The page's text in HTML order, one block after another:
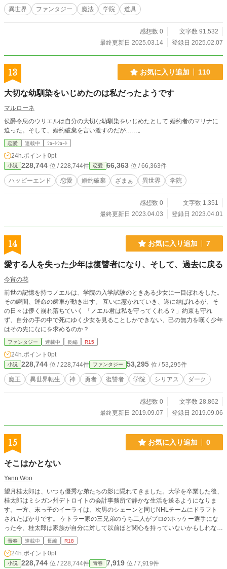
ある任務を与えられる。 それは護衛任務だった。 復讐のために殺す力を磨
き続けた少女に与えられたのは護る任務だった。 その先で彼女は知る事にな
異世界 ファンタジー 魔法 学院 道具
感想数 0
文字数 91,532
最終更新日 2025.03.14
登録日 2025.02.07
13 お気に入り追加 110
大切な幼馴染をいじめたのは私だったようです
マルローネ
侯爵令息のウリエルは自分の大切な幼馴染をいじめたとして 婚約者のマリナに
迫った。そして、婚約破棄を言い渡すのだが……。
恋愛 連載中 ｼｮｰﾄｼｮｰﾄ
24h.ポイント 0pt
小説 228,744 位 / 228,744件 恋愛 66,363 位 / 66,363件
ハッピーエンド 恋愛 婚約破棄 ざまぁ 異世界 学院
感想数 0
文字数 1,351
最終更新日 2023.04.03
登録日 2023.04.01
14 お気に入り追加 7
愛する人を失った少年は復讐者になり、そして、過去に戻る
今宵の花
前世の記憶を持つノエルは、学院の入学試験のときある少女に一目ぼれをした。
その瞬間、運命の歯車が動き出す。 互いに惹かれていき、遂に結ばれるが、そ
の日々は儚く崩れ落ちていく 「ノエル君は私を守ってくれる？」約束も守れ
ず、自分の手の中で死にゆく少女を見ることしかできない、己の無力を嘆く少年
はその先になにを求めるのか？
ファンタジー 連載中 長編 R15
24h.ポイント 0pt
小説 228,744 位 / 228,744件 ファンタジー 53,295 位 / 53,295件
魔王 異世界転生 神 勇者 復讐者 学院 シリアス ダーク
感想数 0
文字数 28,862
最終更新日 2019.09.07
登録日 2019.09.06
15 お気に入り追加 0
そこはかとない
Yann Woo
望月桂太郎は、いつも優秀な弟たちの影に隠れてきました。大学を卒業した後、
桂太郎はミシガン州デトロイトの会計事務所で静かな生活を送るようになりま
す。一方、末っ子のイーライは、次男のシェーンと同じNHLチームにドラフト
されたばかりです。 ケトラー家の三兄弟のうち二人がプロのホッケー選手にな
った今、桂太郎は家族が自分に対して以前ほど関心を持っていないかもしれない
と感じ始めます。ホッケーシーズンを通して、桂太郎のその思いはかつて親しか
った家族によって徐々に確証されていきます。 自分が疎外されることを受け入
れ始めた矢先、スターのディフェンスマンが現れ、桂太郎に本当のスポーツマン
シップ（そして愛）の意味を教えてくれるのです。
青春 連載中 長編 R18
24h.ポイント 0pt
小説 228,744 位 / 228,744件 青春 7,919 位 / 7,919件